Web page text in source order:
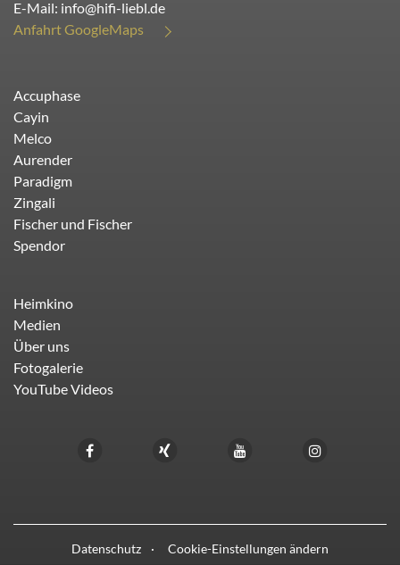
E-Mail: info@hifi-liebl.de
Anfahrt GoogleMaps
Accuphase
Cayin
Melco
Aurender
Paradigm
Zingali
Fischer und Fischer
Spendor
Heimkino
Medien
Über uns
Fotogalerie
YouTube Videos
Datenschutz Cookie-Einstellungen ändern